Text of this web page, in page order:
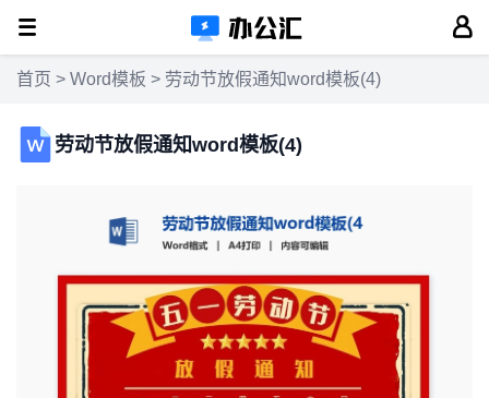
首页 > Word模板 > 劳动节放假通知word模板(4)
劳动节放假通知word模板(4)